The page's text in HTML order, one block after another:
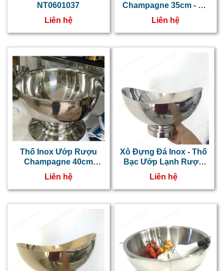
NT0601037
Liên hệ
Champagne 35cm - Xô
Đựng Đá Inox Có Chân
Liên hệ
Thố Inox Ướp Rượu
Champagne 40cm
NT0601037
Liên hệ
Xô Đựng Đá Inox - Thố
Bạc Ướp Lạnh Rượu
Bia NT0601035
Liên hệ